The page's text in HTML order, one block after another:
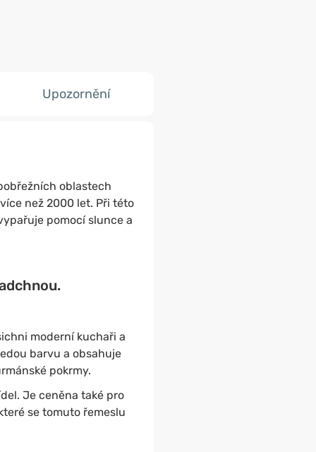
Upozornění
oblastech
než 2000 let. Při této
pomocí slunce a
moderní kuchaři a
barvu a obsahuje
pokrmy.
Je ceněna také pro
se tomuto řemeslu